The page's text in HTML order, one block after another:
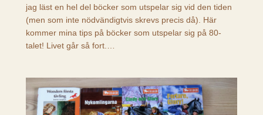
jag läst en hel del böcker som utspelar sig vid den tiden
(men som inte nödvändigtvis skrevs precis då). Här
kommer mina tips på böcker som utspelar sig på 80-
talet! Livet går så fort.…